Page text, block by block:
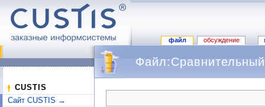
файл обсуждение
CUSTIS
Сайт CUSTIS →